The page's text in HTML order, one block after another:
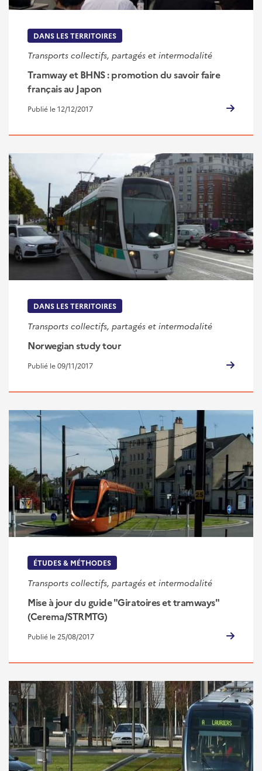
DANS LES TERRITOIRES
Transports collectifs, partagés et intermodalité
Tramway et BHNS : promotion du savoir faire
français au Japon
Publié le 12/12/2017
DANS LES TERRITOIRES
Transports collectifs, partagés et intermodalité
Norwegian study tour
Publié le 09/11/2017
ÉTUDES & MÉTHODES
Transports collectifs, partagés et intermodalité
Mise à jour du guide "Giratoires et tramways"
(Cerema/STRMTG)
Publié le 25/08/2017